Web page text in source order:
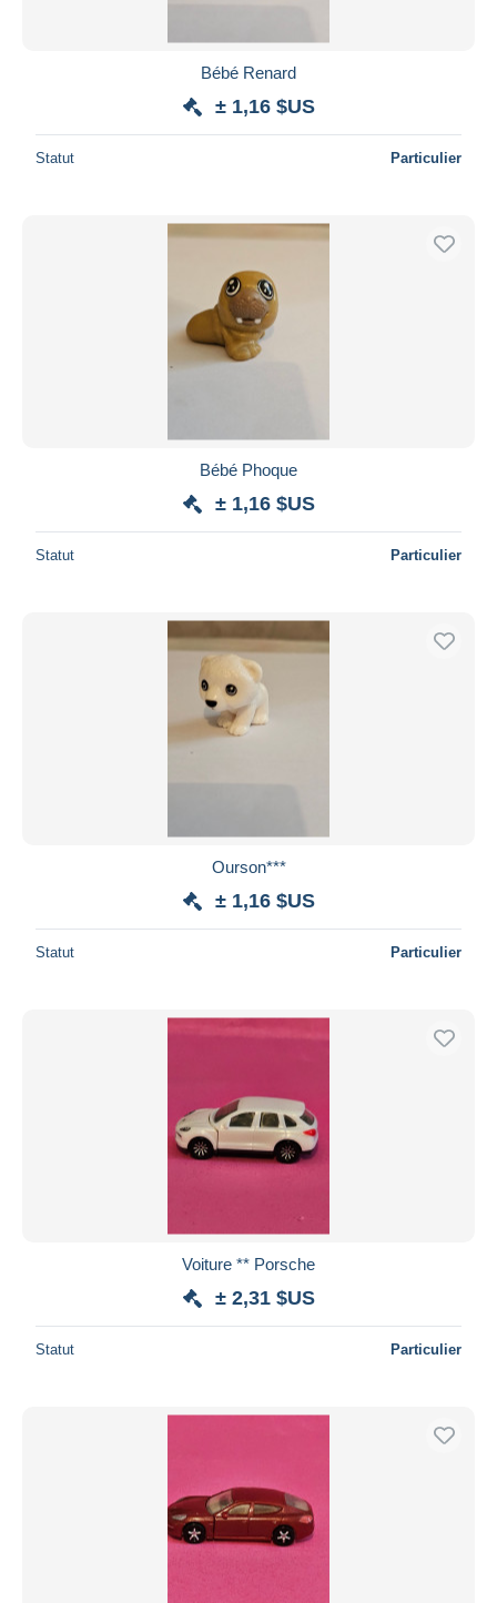
Bébé Renard
± 1,16 $US
Statut Particulier
Bébé Phoque
± 1,16 $US
Statut Particulier
Ourson***
± 1,16 $US
Statut Particulier
Voiture ** Porsche
± 2,31 $US
Statut Particulier